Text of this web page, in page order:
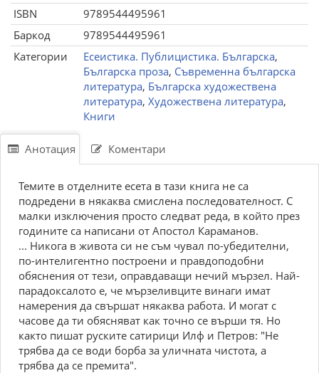
ISBN
9789544495961
Баркод
9789544495961
Категории
Есеистика. Публицистика. Българска,
Българска проза, Съвременна българска
литература, Българска художествена
литература, Художествена литература,
Книги
Анотация Коментари
Темите в отделните есета в тази книга не са
подредени в някаква смислена последователност. С
малки изключения просто следват реда, в който през
годините са написани от Апостол Караманов.
... Никога в живота си не съм чувал по-убедителни,
по-интелигентно построени и правдоподобни
обяснения от тези, оправдаващи нечий мързел. Най-
парадоксалото е, че мързеливците винаги имат
намерения да свършат някаква работа. И могат с
часове да ти обясняват как точно се върши тя. Но
както пишат руските сатирици Илф и Петров: "Не
трябва да се води борба за уличната чистота, а
трябва да се премита".